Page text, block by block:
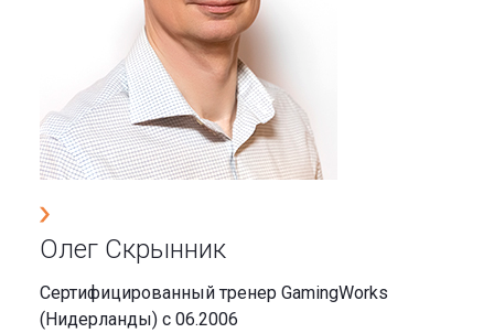
Олег Скрынник
Сертифицированный тренер GamingWorks
(Нидерланды) с 06.2006